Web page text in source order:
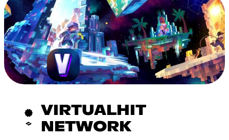
VIRTUALHIT
NETWORK